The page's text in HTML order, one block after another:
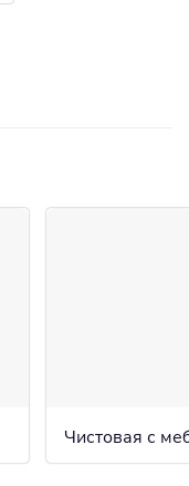
Чистовая с